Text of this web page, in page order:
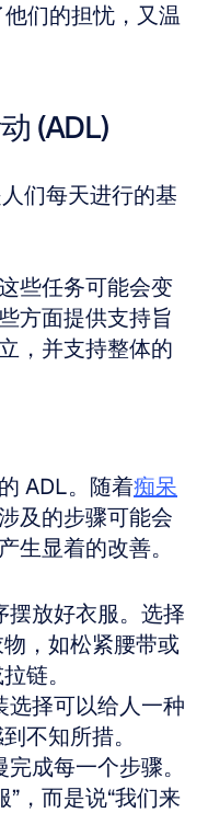
们的担忧，又温
(ADL)
们每天进行的基
些任务可能会变
方面提供支持旨
，并支持整体的
ADL。随着痴呆
及的步骤可能会
生显着的改善。
摆放好衣服。选择
，如松紧腰带或
链。
选择可以给人一种
不知所措。
成每一个步骤。
，而是说“我们来